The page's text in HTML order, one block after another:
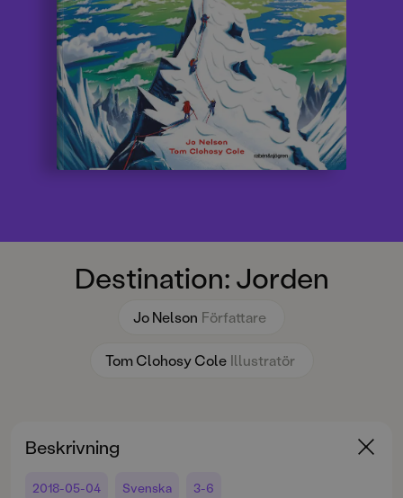
Destination: Jorden
Jo Nelson Författare
Tom Clohosy Cole Illustratör
Beskrivning
2018-05-04 Svenska 3-6